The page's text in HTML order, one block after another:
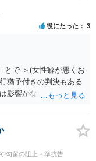
役にたった 3
とで ＞(女性癖が悪くお
猶予付きの判決もある
影響がないかと思いま
勾留の阻止・準抗告